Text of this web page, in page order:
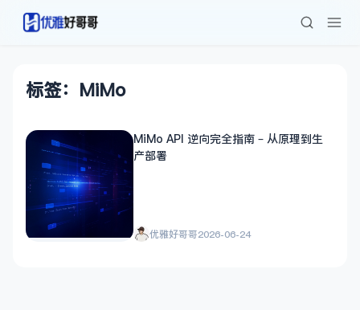
标签：MiMo
MiMo API 逆向完全指南 – 从原理到生
产部署
优雅好哥哥2026-06-24